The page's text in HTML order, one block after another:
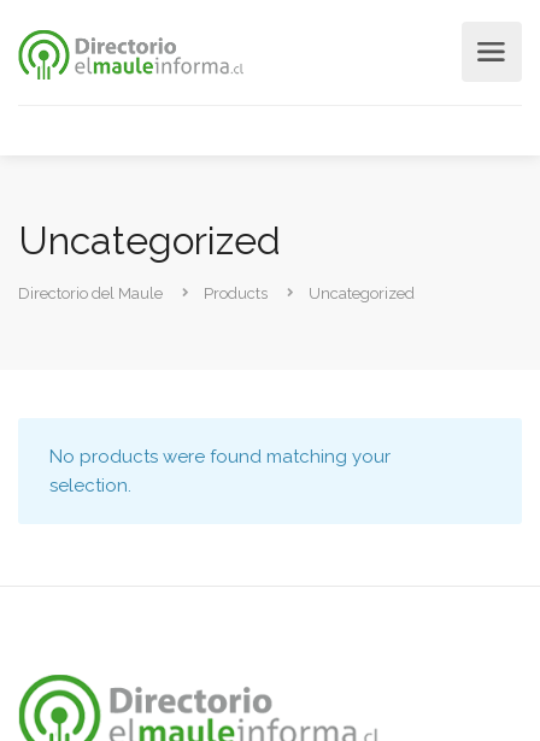
Uncategorized
Directorio del Maule Products Uncategorized
No products were found matching your
selection.